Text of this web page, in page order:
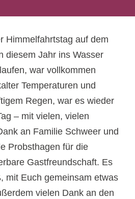
Himmelfahrtstag auf dem
diesem Jahr ins Wasser
war vollkommen
Temperaturen und
Regen, war es wieder
– mit vielen, vielen
an Familie Schweer und
Probsthagen für die
Gastfreundschaft. Es
mit Euch gemeinsam etwas
vielen Dank an den